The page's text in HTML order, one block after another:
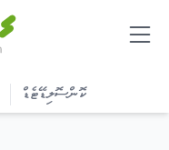
ކޮންސޮލިޑޭޓެޑް